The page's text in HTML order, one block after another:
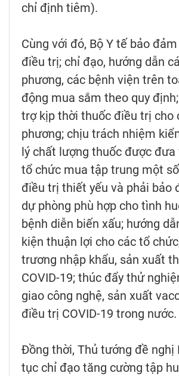
chỉ định tiêm).
Cùng với đó, Bộ Y tế bảo
điều trị; chỉ đạo, hướng dẫn
phương, các bệnh viện trên
động mua sắm theo quy
trợ kịp thời thuốc điều trị cho
phương; chịu trách nhiệm
lý chất lượng thuốc được đưa
tổ chức mua tập trung một
điều trị thiết yếu và phải bảo
dự phòng phù hợp cho tình
bệnh diễn biến xấu; hướng
kiện thuận lợi cho các tổ
trương nhập khẩu, sản xuất
COVID-19; thúc đẩy thử
giao công nghệ, sản xuất
điều trị COVID-19 trong nước.
Đồng thời, Thủ tướng đề nghị
tục chỉ đạo tăng cường tập